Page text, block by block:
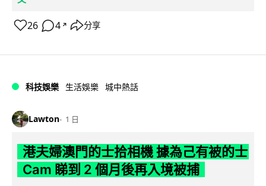
26 4 ↗ 分享
科技娛樂 生活娛樂 城中熱話
Lawton 1 日
港夫婦澳門的士拾相機 據為己有被的士
Cam 睇到 2 個月後再入境被捕